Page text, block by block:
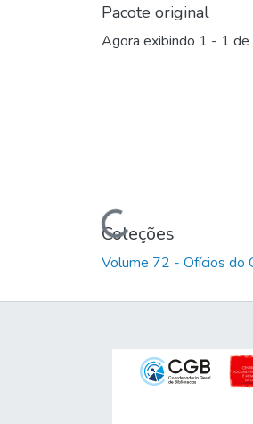
Pacote original
Agora exibindo 1 - 1 de
Carregando...
Coleções
Volume 72 - Ofícios do